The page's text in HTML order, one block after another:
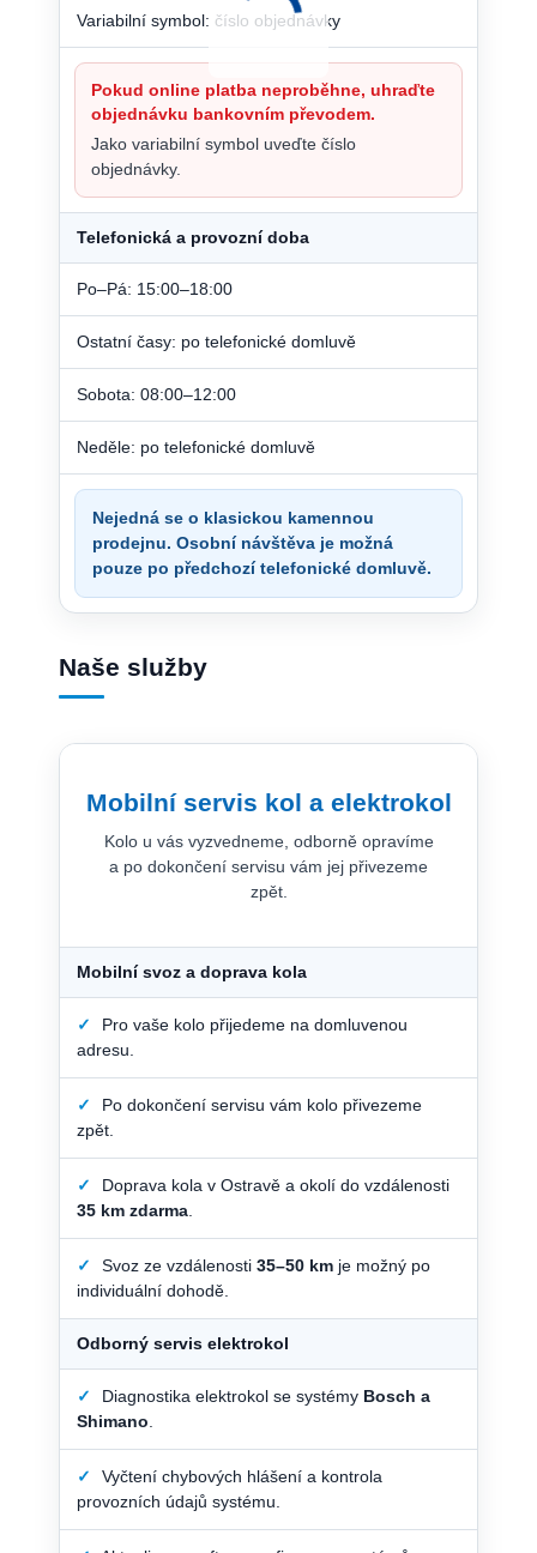
Variabilní symbol: číslo objednávky
Pokud online platba neproběhne, uhraďte
objednávku bankovním převodem.
Jako variabilní symbol uveďte číslo
objednávky.
Telefonická a provozní doba
Po–Pá: 15:00–18:00
Ostatní časy: po telefonické domluvě
Sobota: 08:00–12:00
Neděle: po telefonické domluvě
Nejedná se o klasickou kamennou
prodejnu. Osobní návštěva je možná
pouze po předchozí telefonické domluvě.
Naše služby
Mobilní servis kol a elektrokol
Kolo u vás vyzvedneme, odborně opravíme
a po dokončení servisu vám jej přivezeme
zpět.
Mobilní svoz a doprava kola
✓
Pro vaše kolo přijedeme na domluvenou
adresu.
✓
Po dokončení servisu vám kolo přivezeme
zpět.
✓
Doprava kola v Ostravě a okolí do vzdálenosti
35 km zdarma
✓ Svoz ze vzdálenosti 35–50 km je možný po
individuální dohodě.
Odborný servis elektrokol
✓ Diagnostika elektrokol se systémy Bosch a
Shimano
✓
Vyčtení chybových hlášení a kontrola
provozních údajů systému.